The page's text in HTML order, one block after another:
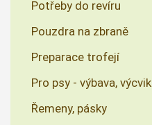
Potřeby do revíru
Pouzdra na zbraně
Preparace trofejí
Pro psy - výbava, výcvik
Řemeny, pásky